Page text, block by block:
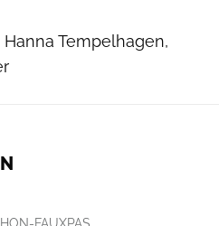
Tempelhagen,
FAUXPAS